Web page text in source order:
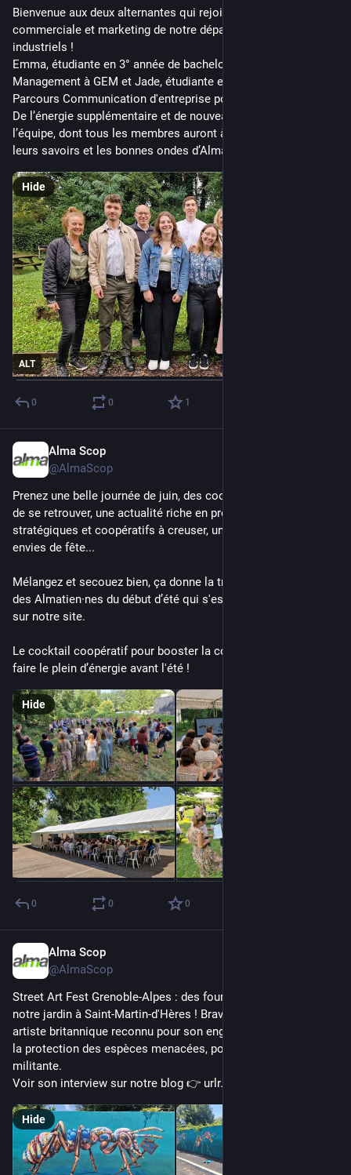
Bienvenue aux deux alternantes qui rejoignent l’équipe
commerciale et marketing de notre département Logiciels
industriels !
Emma, étudiante en 3° année de bachelor Digital et Business
Management à GEM et Jade, étudiante en Master 1 à l’UGA
Parcours Communication d'entreprise pour professionnels.
De l’énergie supplémentaire et de nouveaux sourires dans
l’équipe, dont tous les membres auront à cœur de transmettre
leurs savoirs et les bonnes ondes d’Alma 😊
ALT
Hide
0 0 1
Alma Scop
@AlmaScop
Prenez une belle journée de juin, des coopérateur.ices avides
de se retrouver, une actualité riche en projets, des sujets
stratégiques et coopératifs à creuser, un jardin luxuriant, des
envies de fête...
Mélangez et secouez bien, ça donne la traditionnelle réunion
des Almatien·nes du début d’été qui s'est tenue jeudi dernier
sur notre site.
Le cocktail coopératif pour booster la cohésion d’équipe et
faire le plein d’énergie avant l'été !
Hide
0 0 0
Alma Scop
@AlmaScop
Street Art Fest Grenoble-Alpes : des fourmis sur le mur de
notre jardin à Saint-Martin-d'Hères ! Bravo à Louis Masai, un
artiste britannique reconnu pour son engagement en faveur de
la protection des espèces menacées, pour cette œuvre
militante.
Voir son interview sur notre blog 👉 urlr.me/WJeh8x
Hide